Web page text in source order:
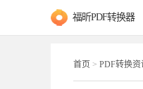
福昕PDF转换器
首页 > PDF转换资